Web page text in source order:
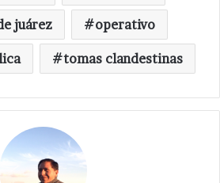
juárez operativo
tomas clandestinas